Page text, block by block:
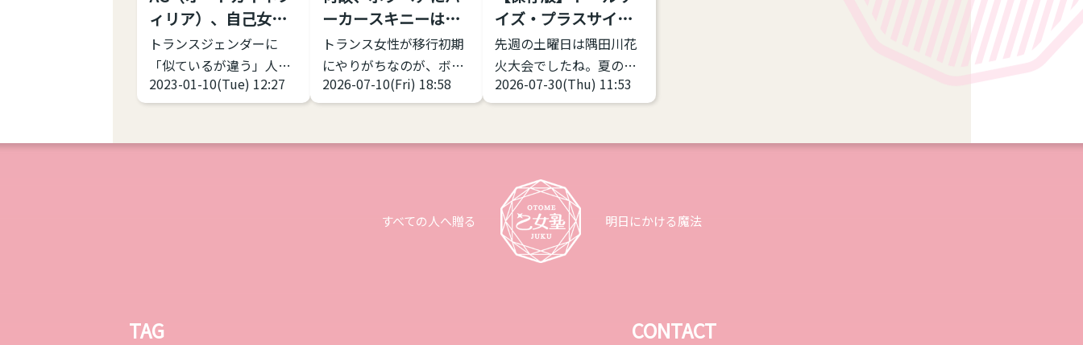
スマイルランド） 日本の
通販老舗が展開する、
「大きいサイズ」の専門
ブランドです • ...
の共鳴: 響き方に影響す
る）を考慮する。 ...
不合」に対象が限定され
るとしても、「性別不
合」の現れ方は多様であ
り、それに対する対処
（治療）も...
ィリア）、自己女性
化愛好症っ...
トランスジェンダーに
「似ているが違う」人た
ちがいます。今回はAGと
略される（銀やデニムの
ートガイネフィリアを紹
「Autogynephilia」なの
2023-01-10(Tue) 12:27
ーカースキニーは難
しいのか？
トランス女性が移行初期
にやりがちなのが、ボブ
ヘアにパーカー、スキニ
ー(またはタイツ)、スニ
これ、実は相当難しい。
てるケースをよく見ま
2026-07-10(Fri) 18:58
イズ・プラスサイズ
の浴衣があ...
先週の土曜日は隅田川花
火大会でしたね。夏の風
物詩、花火大会が始まり
各地で浴衣の販売が始ま
は基本的には体格のお悩
しいファッションの１つ
です。 体型を寸胴に作る
のが一番綺麗なので性差
が少ない、丈が長いのを
です。つまり、着れるサ
2026-07-30(Thu) 11:53
すべての人へ贈る 明日にかける魔法
TAG CONTACT